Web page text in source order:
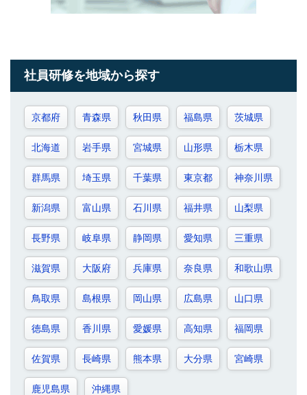
社員研修を地域から探す
京都府 青森県 秋田県 福島県 茨城県
北海道 岩手県 宮城県 山形県 栃木県
群馬県 埼玉県 千葉県 東京都 神奈川県
新潟県 富山県 石川県 福井県 山梨県
長野県 岐阜県 静岡県 愛知県 三重県
滋賀県 大阪府 兵庫県 奈良県 和歌山県
鳥取県 島根県 岡山県 広島県 山口県
徳島県 香川県 愛媛県 高知県 福岡県
佐賀県 長崎県 熊本県 大分県 宮崎県
鹿児島県 沖縄県